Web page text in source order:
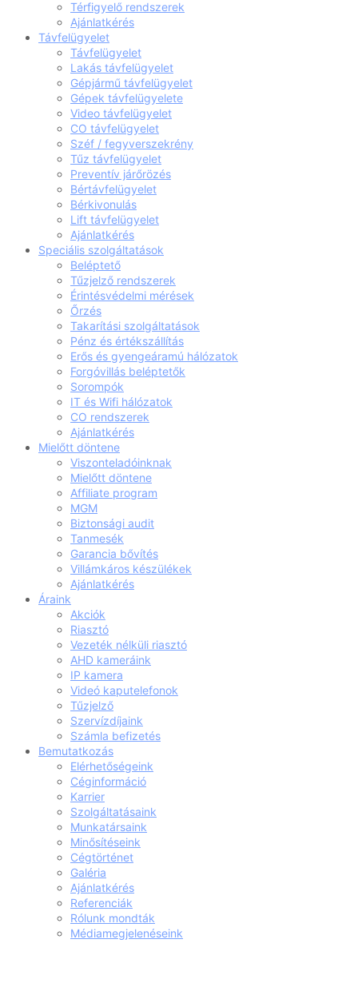
Térfigyelő rendszerek
Ajánlatkérés
Távfelügyelet
Távfelügyelet
Lakás távfelügyelet
Gépjármű távfelügyelet
Gépek távfelügyelete
Video távfelügyelet
CO távfelügyelet
Széf / fegyverszekrény
Tűz távfelügyelet
Preventív járőrözés
Bértávfelügyelet
Bérkivonulás
Lift távfelügyelet
Ajánlatkérés
Speciális szolgáltatások
Beléptető
Tűzjelző rendszerek
Érintésvédelmi mérések
Őrzés
Takarítási szolgáltatások
Pénz és értékszállítás
Erős és gyengeáramú hálózatok
Forgóvillás beléptetők
Sorompók
IT és Wifi hálózatok
CO rendszerek
Ajánlatkérés
Mielőtt döntene
Viszonteladóinknak
Mielőtt döntene
Affiliate program
MGM
Biztonsági audit
Tanmesék
Garancia bővítés
Villámkáros készülékek
Ajánlatkérés
Áraink
Akciók
Riasztó
Vezeték nélküli riasztó
AHD kameráink
IP kamera
Videó kaputelefonok
Tűzjelző
Szervízdíjaink
Számla befizetés
Bemutatkozás
Elérhetőségeink
Céginformáció
Karrier
Szolgáltatásaink
Munkatársaink
Minősítéseink
Cégtörténet
Galéria
Ajánlatkérés
Referenciák
Rólunk mondták
Médiamegjelenéseink